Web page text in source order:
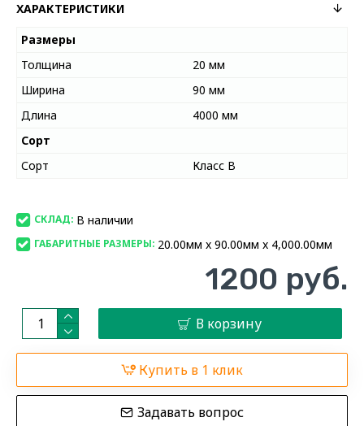
ХАРАКТЕРИСТИКИ
Размеры
Толщина
20 мм
Ширина
90 мм
Длина
4000 мм
Сорт
Сорт
Класс В
СКЛАД: В наличии
ГАБАРИТНЫЕ РАЗМЕРЫ: 20.00мм x 90.00мм x 4,000.00мм
1200 руб.
В корзину
Купить в 1 клик
Задавать вопрос